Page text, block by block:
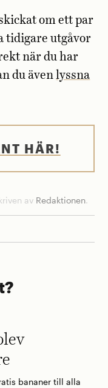
om ett par
tidigare utgåvor
när du har
du ävenlyssna
HÄR!
av Redaktionen.
bananer till alla